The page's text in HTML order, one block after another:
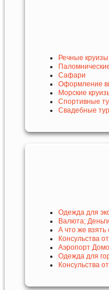
Речные круизы
Сафари
Оформление
Морские
Спортивные
Свадебные
Одежда для
Валюта;
А что же взять
Консульства
Аэропорт
Одежда для
Консульства